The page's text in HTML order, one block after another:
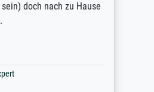
doch nach zu Hause